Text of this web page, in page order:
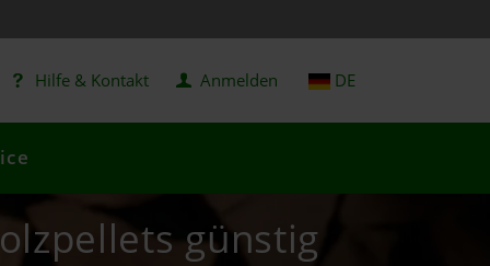
Hilfe & Kontakt Anmelden DE
günstig